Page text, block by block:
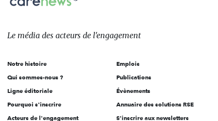
Le
des
l'engagement
Le média des acteurs de l'engagement
Notre histoire
Qui sommes-nous ?
Ligne éditoriale
Pourquoi s'inscrire
Acteurs de l'engagement
Emplois
Publications
Évènements
Annuaire des solutions RSE
S'inscrire aux newsletters